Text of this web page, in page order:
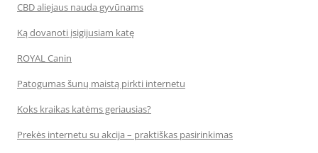
CBD aliejaus nauda gyvūnams
Ką dovanoti įsigijusiam katę
ROYAL Canin
Patogumas šunų maistą pirkti internetu
Koks kraikas katėms geriausias?
Prekės internetu su akcija – praktiškas pasirinkimas